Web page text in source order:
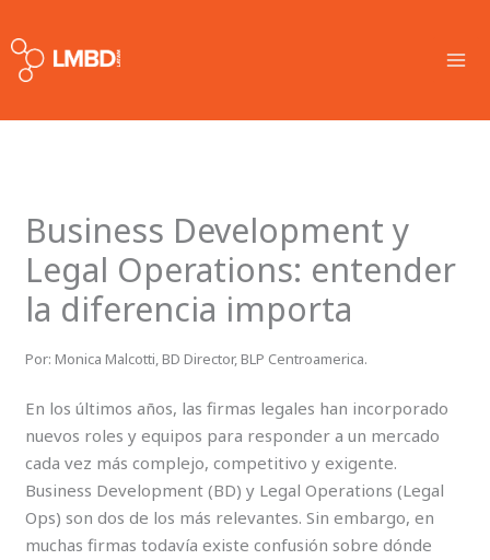
to
content
Business Development y
Legal Operations: entender
la diferencia importa
Por: Monica Malcotti, BD Director, BLP Centroamerica.
En los últimos años, las firmas legales han incorporado
nuevos roles y equipos para responder a un mercado
cada vez más complejo, competitivo y exigente.
Business Development (BD) y Legal Operations (Legal
Ops) son dos de los más relevantes. Sin embargo, en
muchas firmas todavía existe confusión sobre dónde